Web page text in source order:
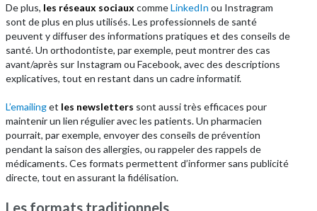
De plus, les réseaux sociaux commeLinkedIn ou Instragram
sont de plus en plus utilisés. Les professionnels de santé
peuvent y diffuser des informations pratiques et des conseils de
santé. Un orthodontiste, par exemple, peut montrer des cas
avant/après sur Instagram ou Facebook, avec des descriptions
explicatives, tout en restant dans un cadre informatif.
L’emailinget les newsletters sont aussi très efficaces pour
maintenir un lien régulier avec les patients. Un pharmacien
pourrait, par exemple, envoyer des conseils de prévention
pendant la saison des allergies, ou rappeler des rappels de
médicaments. Ces formats permettent d’informer sans publicité
directe, tout en assurant la fidélisation.
Les formats traditionnels